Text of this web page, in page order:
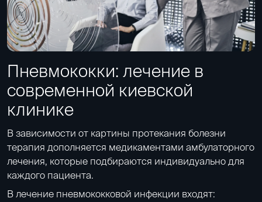
Пневмококки: лечение в
современной киевской
клинике
В зависимости от картины протекания болезни
терапия дополняется медикаментами амбулаторного
лечения, которые подбираются индивидуально для
каждого пациента.
В лечение пневмококковой инфекции входят: